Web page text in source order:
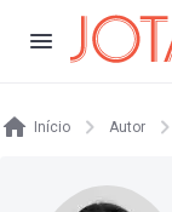
Início Autor